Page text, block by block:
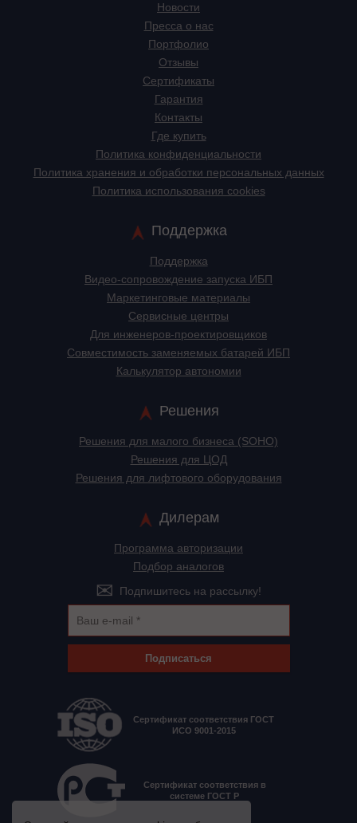
Новости
Пресса о нас
Портфолио
Отзывы
Сертификаты
Гарантия
Контакты
Где купить
Политика конфиденциальности
Политика хранения и обработки персональных данных
Политика использования cookies
Поддержка
Поддержка
Видео-сопровождение запуска ИБП
Маркетинговые материалы
Сервисные центры
Для инженеров-проектировщиков
Cовместимость заменяемых батарей ИБП
Калькулятор автономии
Решения
Решения для малого бизнеса (SOHO)
Решения для ЦОД
Решения для лифтового оборудования
Дилерам
Программа авторизации
Подбор аналогов
Подпишитесь на рассылку!
Подписаться
Сертификат соответствия ГОСТ
ИСО 9001-2015
Сертификат соответствия в
системе ГОСТ Р